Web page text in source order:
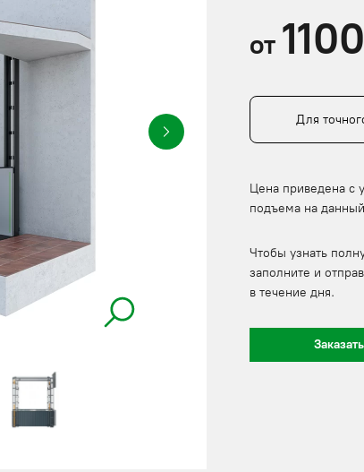
от
Для
Цена приведена с
подъема на
Чтобы узнать
заполните и
в течение дня.
Заказать